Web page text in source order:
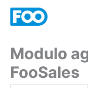
Modulo
FooSales
FooSales
Add-